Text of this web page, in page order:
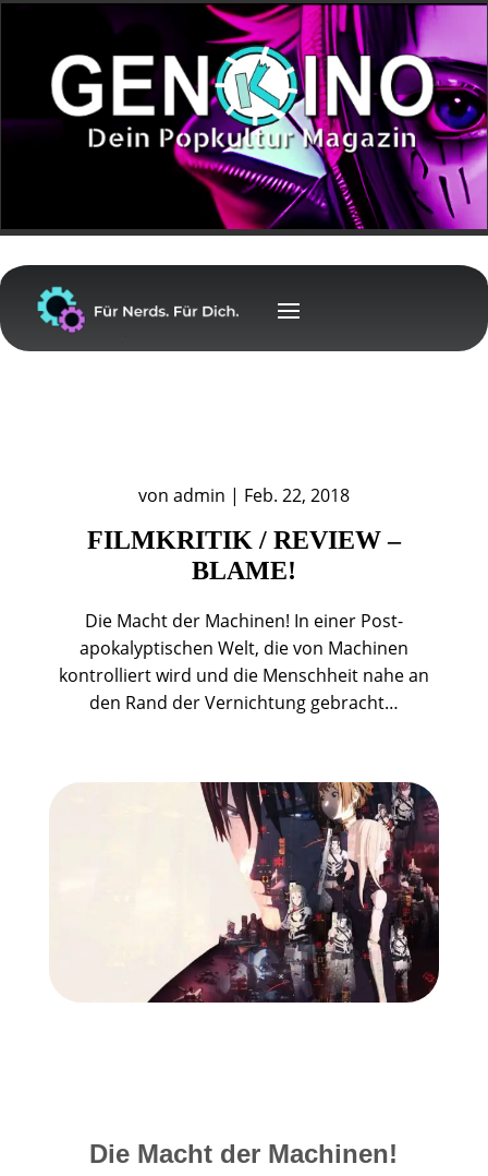
von admin | Feb. 22, 2018
FILMKRITIK / REVIEW –
BLAME!
Die Macht der Machinen! In einer Post-
apokalyptischen Welt, die von Machinen
kontrolliert wird und die Menschheit nahe an
den Rand der Vernichtung gebracht…
Die Macht der Machinen!